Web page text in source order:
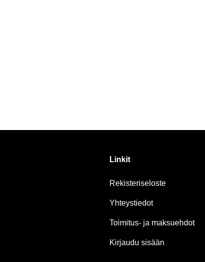
Linkit
Rekisteriseloste
Yhteystiedot
Toimitus- ja maksuehdot
Kirjaudu sisään